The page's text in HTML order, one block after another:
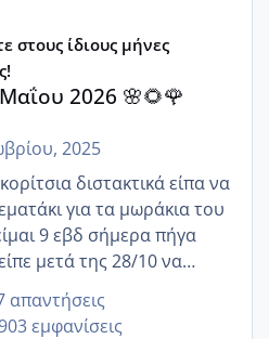
στους ίδιους μήνες
2026 🌸🌻🌹
2025
διστακτικά είπα να
για τα μωράκια του
μετά της 28/10 να
για την αυχενική είναι
να γεννάει Μάιο ;;
απαντήσεις
εμφανίσεις